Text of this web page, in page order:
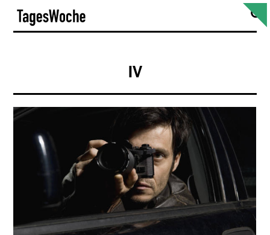
Skip
content
IV